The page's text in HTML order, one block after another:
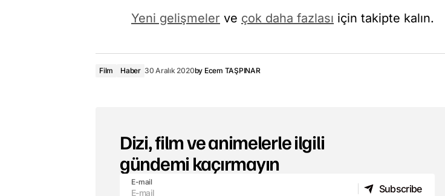
Yeni gelişmeler ve çok daha fazlası için takipte kalın.
Film Haber 30 Aralık 2020by Ecem TAŞPINAR
Dizi, film ve animelerle ilgili
gündemi kaçırmayın
E-mail
Subscribe